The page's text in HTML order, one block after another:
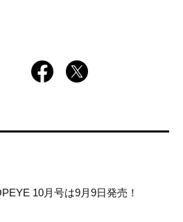
10月号は9月9日発売！